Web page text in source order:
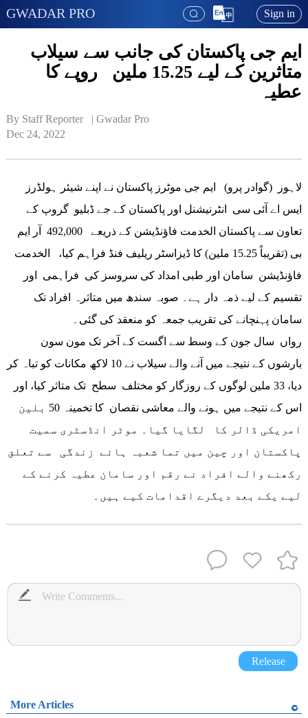
GWADAR PRO Sign in
ایم جی پاکستان کی جانب سے سیلاب
متاثرین کے لیے 15.25 ملین روپے کا
عطیہ
By Staff Reporter   | Gwadar Pro
Dec 24, 2022
لاہور (گوادر پرو) ایم جی موٹرز پاکستان نے اپنے شیئر ہولڈرز
ایس اے آئی سی انٹرنیشنل اور پاکستان کے جے ڈبلیو گروپ کے
تعاون سے پاکستان الخدمت فاؤنڈیشن کے ذریعے 492,000 آر ایم
بی (تقریباً 15.25 ملین) کا ڈیزاسٹر ریلیف فنڈ فراہم کیا، الخدمت
فاؤنڈیشن سامان اور طبی امداد کی سروسز کی فراہمی اور
تقسیم کے لیے ذمہ دار ہے۔ صوبہ سندھ میں متاثرہ افراد تک
سامان پہنچانے کی تقریب جمعہ کو منعقد کی گئی۔
بارشوں کے نتیجے میں آنے والے سیلاب نے 10 لاکھ مکانات کو تباہ کر
دیا، 33 ملین لوگوں کے روزگار کو مختلف سطح تک متاثر کیا، اور
اس کے نتیجے میں ہونے والے معاشی نقصان کا تخمینہ 50 بلین
امریکی ڈالر کا لگایا گیا۔ موٹر انڈسٹری سمیت
پاکستان اور چین میں تما شعبہ ہائے زندگی سے تعلق
رکھنے والے افراد نے رقم اور سامان عطیہ کرنے کے
لیے یکے بعد دیگرے اقدامات کیے ہیں۔
Release
More Articles